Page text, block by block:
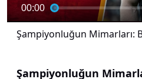
00:00
Şampiyonluğun Mimarları:
Şampiyonluğun